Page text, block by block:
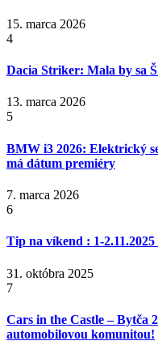
15. marca 2026
4
Dacia Striker: Mala by sa
13. marca 2026
5
BMW i3 2026: Elektrický
má dátum premiéry
7. marca 2026
6
Tip na víkend : 1-
31. októbra 2025
7
Cars in the Castle – Bytča
automobilovou komunitou!